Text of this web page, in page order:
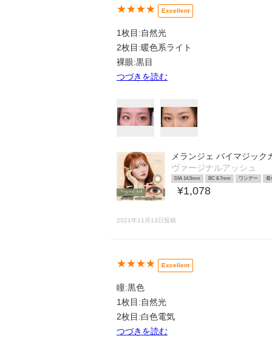
★★★★ Excellent
1枚目:自然光
2枚目:暖色系ライト
裸眼:黒目
つづきを読む
メランジェ バイマジック
ヴァージナルアッシュ
DIA 14.5mm BC 8.7mm ワンデー 着
¥1,078
2021年11月13日投稿
★★★★ Excellent
瞳:黒色
1枚目:自然光
2枚目:白色電気
つづきを読む